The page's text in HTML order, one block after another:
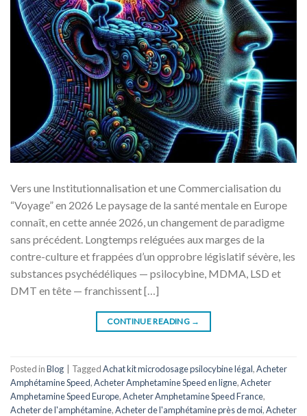
Vers une Institutionnalisation et une Commercialisation du
“Voyage” en 2026 Le paysage de la santé mentale en Europe
connaît, en cette année 2026, un changement de paradigme
sans précédent. Longtemps reléguées aux marges de la
contre-culture et frappées d’un opprobre législatif sévère, les
substances psychédéliques — psilocybine, MDMA, LSD et
DMT en tête — franchissent […]
CONTINUE READING →
Posted inBlog TaggedAchat kit microdosage psilocybine légal,Acheter
Amphétamine Speed,Acheter Amphetamine Speed ​​​​en ligne,Acheter
Amphetamine Speed ​​​​Europe,Acheter Amphetamine Speed ​​​​France,
Acheter de l'amphétamine,Acheter de l'amphétamine près de moi,Acheter